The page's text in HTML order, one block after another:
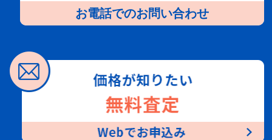
お電話でのお問い合わせ